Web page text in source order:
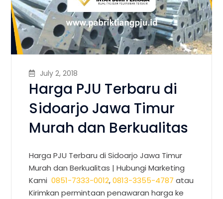
July 2, 2018
Harga PJU Terbaru di
Sidoarjo Jawa Timur
Murah dan Berkualitas
Harga PJU Terbaru di Sidoarjo Jawa Timur
Murah dan Berkualitas | Hubungi Marketing
Kami0851-7333-0012,0813-3355-4787 atau
Kirimkan permintaan penawaran harga ke